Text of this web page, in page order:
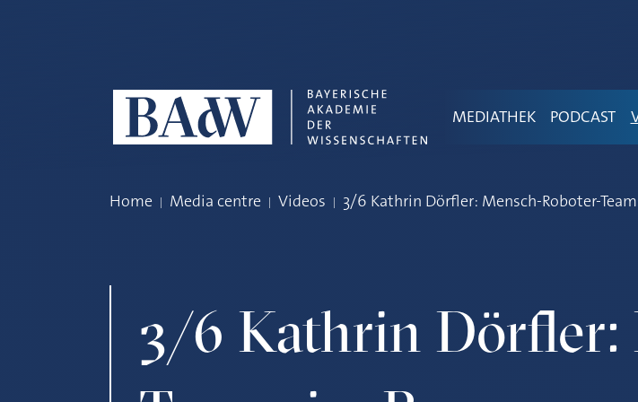
MEDIATHEK PODCAST
Home Media centre Videos 3/6 Kathrin Dörfler: Mensch-Roboter-
3/6 Kathrin Dörfler: